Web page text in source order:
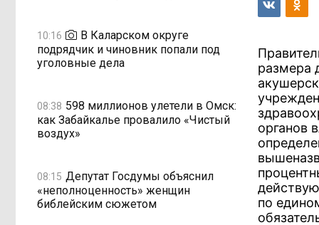
10:16
В Каларском округе
подрядчик и чиновник попали под
уголовные дела
08:38 598 миллионов улетели в Омск:
как Забайкалье провалило «Чистый
воздух»
08:15 Депутат Госдумы объяснил
«неполноценность» женщин
библейским сюжетом
размера
органов
по